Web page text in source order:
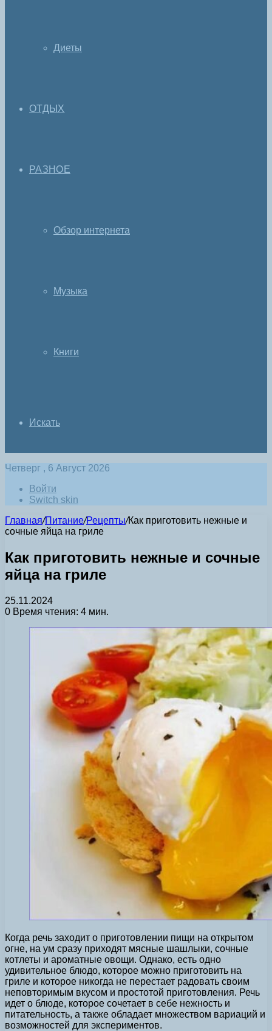
Диеты
ОТДЫХ
РАЗНОЕ
Обзор интернета
Музыка
Книги
Искать
Четверг , 6 Август 2026
Войти
Switch skin
Главная/Питание/Рецепты/Как приготовить нежные и
сочные яйца на гриле
Как приготовить нежные и сочные
яйца на гриле
25.11.2024
0 Время чтения: 4 мин.
Когда речь заходит о приготовлении пищи на открытом
огне, на ум сразу приходят мясные шашлыки, сочные
котлеты и ароматные овощи. Однако, есть одно
удивительное блюдо, которое можно приготовить на
гриле и которое никогда не перестает радовать своим
неповторимым вкусом и простотой приготовления. Речь
идет о блюде, которое сочетает в себе нежность и
питательность, а также обладает множеством вариаций и
возможностей для экспериментов.